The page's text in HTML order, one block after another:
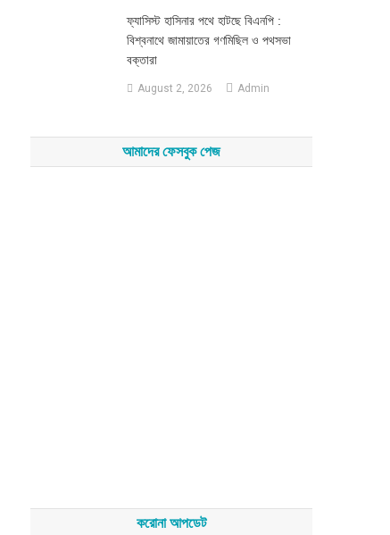
‎ফ্যাসিস্ট হাসিনার পথে হাটছে বিএনপি :
বিশ্বনাথে জামায়াতের গণমিছিল ও পথসভা
বক্তারা
August 2, 2026 Admin
আমাদের ফেসবুক পেজ
করোনা আপডেট